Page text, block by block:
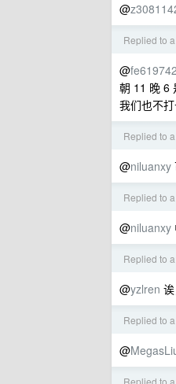
@
Replied to
@
朝 11 晚 6
我们也不
Replied to
@niluanxy
Replied to
@niluanxy
Replied to
@yzlren
Replied to
@
Replied to